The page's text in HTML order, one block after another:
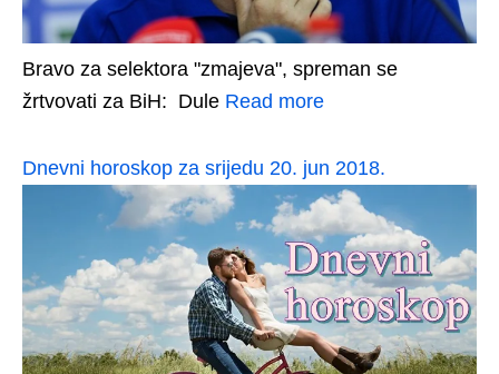
Bravo za selektora "zmajeva", spreman se
žrtvovati za BiH: Dule Read more
Dnevni horoskop za srijedu 20. jun 2018.